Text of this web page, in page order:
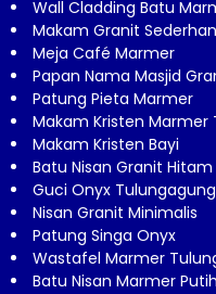
Wall Cladding Batu
Makam Granit
Meja Café Marmer
Papan Nama Masjid
Patung Pieta Marmer
Makam Kristen Marmer
Makam Kristen Bayi
Batu Nisan Granit Hitam
Guci Onyx Tulungagung
Nisan Granit Minimalis
Patung Singa Onyx
Wastafel Marmer
Batu Nisan Marmer Putih